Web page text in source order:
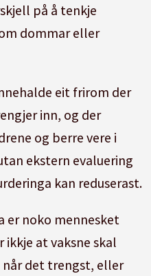
på å tenkje
dommar eller
eit frirom der
inn, og der
og berre vere i
ekstern evaluering
kan reduserast.
er noko mennesket
at vaksne skal
det trengst, eller